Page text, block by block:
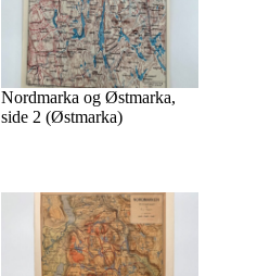
Nordmarka og Østmarka,
side 2 (Østmarka)